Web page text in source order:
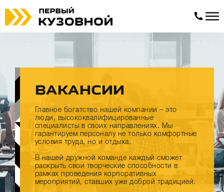
ВАКАНСИИ
Главное богатство нашей компании – это
люди, высококвалифицированные
специалисты в своих направлениях. Мы
гарантируем персоналу не только комфортные
условия труда, но и отдыха.
В нашей дружной команде каждый сможет
раскрыть свои творческие способности в
рамках проведения корпоративных
мероприятий, ставших уже доброй традицией.